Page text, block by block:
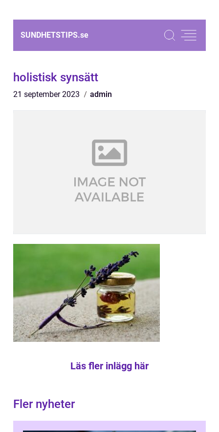
SUNDHETSTIPS.se
holistisk synsätt
21 september 2023 admin
Läs fler inlägg här
Fler nyheter